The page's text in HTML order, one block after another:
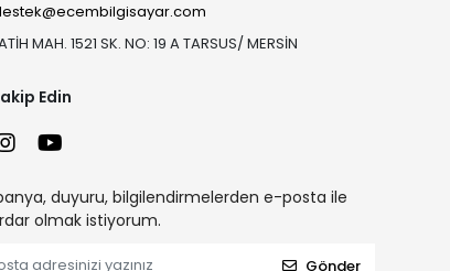
MAH. 1521 SK. NO: 19 A TARSUS/ MERSİN
Edin
duyuru, bilgilendirmelerden e-posta ile
olmak istiyorum.
Gönder